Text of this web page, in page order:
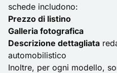
schede includono:
Prezzo di listino
Galleria fotografica
Descrizione dettagliata
automobilistico
Inoltre, per ogni modello,